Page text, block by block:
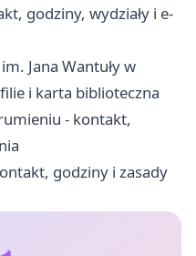
godziny, wydziały i e-
Jana Wantuły w
i karta biblioteczna
- kontakt,
godziny i zasady